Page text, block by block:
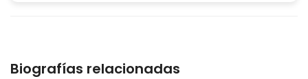
Biografías relacionadas